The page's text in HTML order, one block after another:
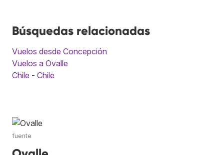
Búsquedas relacionadas
Vuelos desde Concepción
Vuelos a Ovalle
Chile - Chile
fuente